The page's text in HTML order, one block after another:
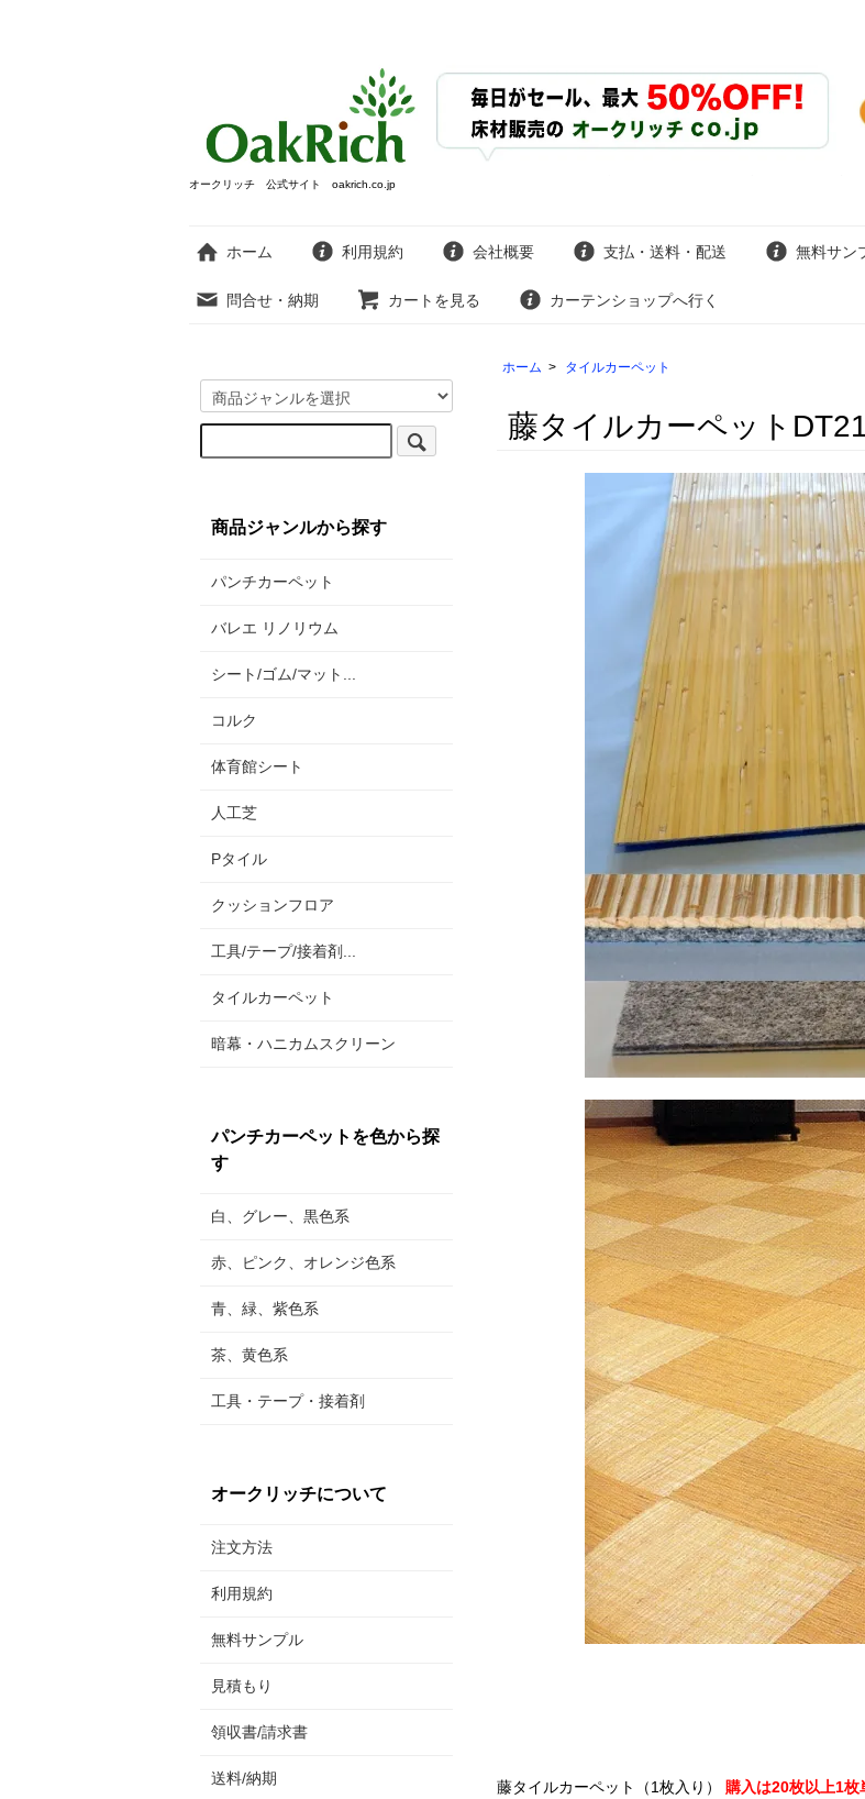
オークリッチ 公式サイト oakrich.co.jp
ホーム 利用規約 会社概要 支払・送料・配送 無料サン
問合せ・納期 カートを見る カーテンショップへ行く
ホーム > タイルカーペット
藤タイルカーペット
藤タイルカーペット（1枚入り） 購入は20枚以上1枚
商品ジャンルから探す
パンチカーペット
バレエ リノリウム
シート/ゴム/マット...
コルク
体育館シート
人工芝
Pタイル
クッションフロア
工具/テープ/接着剤...
タイルカーペット
暗幕・ハニカムスクリーン
パンチカーペットを色から探
す
白、グレー、黒色系
赤、ピンク、オレンジ色系
青、緑、紫色系
茶、黄色系
工具・テープ・接着剤
オークリッチについて
注文方法
利用規約
無料サンプル
見積もり
領収書/請求書
送料/納期